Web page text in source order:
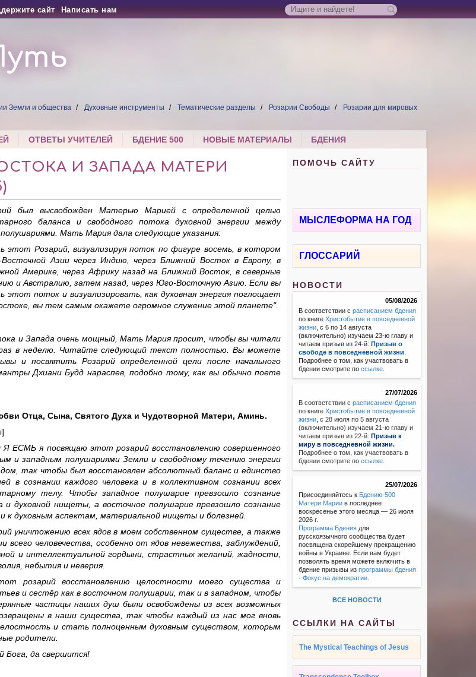
сайт Написать нам
Земли и общества Духовные инструменты Тематические разделы Розарии Свободы
Розарии для мировых
ОТВЕТЫ УЧИТЕЛЕЙ БДЕНИЕ 500 НОВЫЕ МАТЕРИАЛЫ БДЕНИЯ
И ЗАПАДА МАТЕРИ
был высвобожден Матерью Марией с определенной целью
баланса и свободного потока духовной энергии между
Мать Мария дала следующие указания:
этот Розарий, визуализируя поток по фигуре восемь, в котором
Азии через Индию, через Ближний Восток в Европу, в
Америке, через Африку назад на Ближний Восток, в северные
и Австралию, затем назад, через Юго-Восточную Азию. Если вы
этот поток и визуализировать, как духовная энергия поглощает
вы тем самым окажете огромное служение этой планете".
и Запада очень мощный, Мать Мария просит, чтобы вы читали
в неделю. Читайте следующий текст полностью. Вы можете
и посвятить Розарий определенной цели после начального
Дхиани Будд нараспев, подобно тому, как вы обычно поете
Отца, Сына, Святого Духа и Чудотворной Матери, Аминь.
я посвящаю этот розарий восстановлению совершенного
и западным полушариями Земли и свободному течению энергии
так чтобы был восстановлен абсолютный баланс и единство
в сознании каждого человека и в коллективном сознании всех
телу. Чтобы западное полушарие превзошло сознание
и духовной нищеты, а восточное полушарие превзошло сознание
к духовным аспектам, материальной нищеты и болезней.
уничтожению всех ядов в моем собственном существе, а также
всего человечества, особенно от ядов невежества, заблуждений,
и интеллектуальной гордыни, страстных желаний, жадности,
небытия и неверия.
розарий восстановлению целостности моего существа и
и сестёр как в восточном полушарии, так и в западном, чтобы
частицы наших душ были освобождены из всех возможных
в наши существа, так чтобы каждый из нас мог вновь
и стать полноценным духовным существом, которым
родители.
Бога, да свершится!
ПОМОЧЬ САЙТУ
МЫСЛЕФОРМА НА ГОД
ГЛОССАРИЙ
НОВОСТИ
05/08/2026
В соответствии срасписанием бдения
по книгеХристобытие в повседневной
жизни , с 6 по 14 августа
(включительно) изучаем 23-ю главу и
читаем призыв из 24-й: Призыв о
свободе в повседневной жизни
Подробнее о том, как участвовать в
бдении смотрите поссылке
27/07/2026
В соответствии с расписанием бдения
по книгеХристобытие в повседневной
жизни с 28 июля по 5 августа
(включительно) изучаем 21-ю главу и
читаем призыв из 22-й: Призыв к
миру в повседневной жизни.
Подробнее о том, как участвовать в
бдении смотрите поссылке
25/07/2026
Присоединяйтесь к Бдению-500
Матери Марии в последнее
воскресенье этого месяца — 26 июля
2026 г.
Программа Бдения для
русскоязычного сообщества будет
посвящена скорейшему прекращению
войны в Украине. Если вам будет
позволять время можете включить в
бдение призывы изпрограммы бдения
- Фокус на демократии
ВСЕ НОВОСТИ
ССЫЛКИ НА САЙТЫ
The Mystical Teachings of Jesus